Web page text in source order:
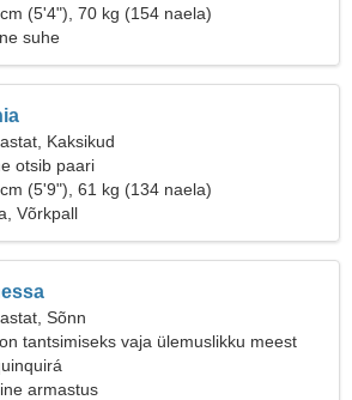
(5'4"), 70 kg (154 naela)
suhe
Kaksikud
otsib paari
(5'9"), 61 kg (134 naela)
Võrkpall
Sõnn
tantsimiseks vaja ülemuslikku meest
armastus